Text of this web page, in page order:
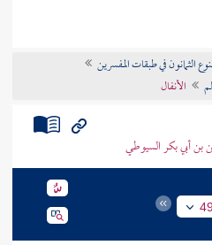
الثمانون في طبقات المفسرين
الأنفال
بن أبي بكر السيوطي